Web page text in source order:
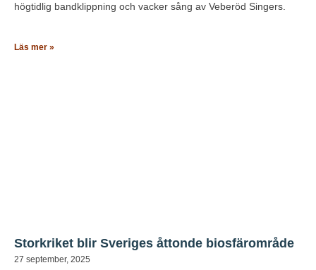
högtidlig bandklippning och vacker sång av Veberöd Singers.
Läs mer »
Storkriket blir Sveriges åttonde biosfärområde
27 september, 2025